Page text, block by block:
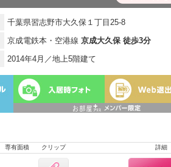
千葉県習志野市大久保１丁目25-8
京成電鉄本・空港線 京成大久保 徒歩3分
2014年4月／地上5階建て
専有面積 クリップ 詳細